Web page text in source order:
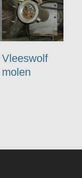
Vleeswolf
molen